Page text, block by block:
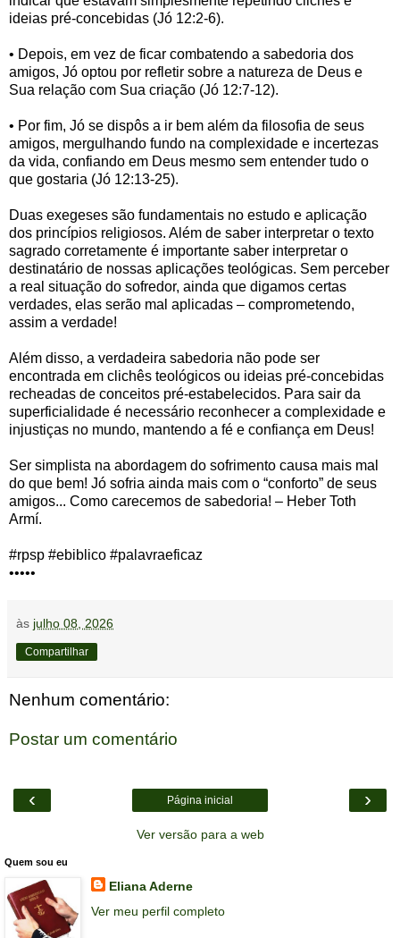
ideias pré-concebidas (Jó 12:2-6).
• Depois, em vez de ficar combatendo a sabedoria dos
amigos, Jó optou por refletir sobre a natureza de Deus e
Sua relação com Sua criação (Jó 12:7-12).
• Por fim, Jó se dispôs a ir bem além da filosofia de seus
amigos, mergulhando fundo na complexidade e incertezas
da vida, confiando em Deus mesmo sem entender tudo o
que gostaria (Jó 12:13-25).
Duas exegeses são fundamentais no estudo e aplicação
dos princípios religiosos. Além de saber interpretar o texto
sagrado corretamente é importante saber interpretar o
destinatário de nossas aplicações teológicas. Sem perceber
a real situação do sofredor, ainda que digamos certas
verdades, elas serão mal aplicadas – comprometendo,
assim a verdade!
Além disso, a verdadeira sabedoria não pode ser
encontrada em clichês teológicos ou ideias pré-concebidas
recheadas de conceitos pré-estabelecidos. Para sair da
superficialidade é necessário reconhecer a complexidade e
injustiças no mundo, mantendo a fé e confiança em Deus!
Ser simplista na abordagem do sofrimento causa mais mal
do que bem! Jó sofria ainda mais com o “conforto” de seus
amigos... Como carecemos de sabedoria! – Heber Toth
Armí.
#rpsp #ebiblico #palavraeficaz
•••••
às julho 08, 2026
Compartilhar
Nenhum comentário:
Postar um comentário
‹ ›
Página inicial
Ver versão para a web
Quem sou eu
Eliana Aderne
Ver meu perfil completo